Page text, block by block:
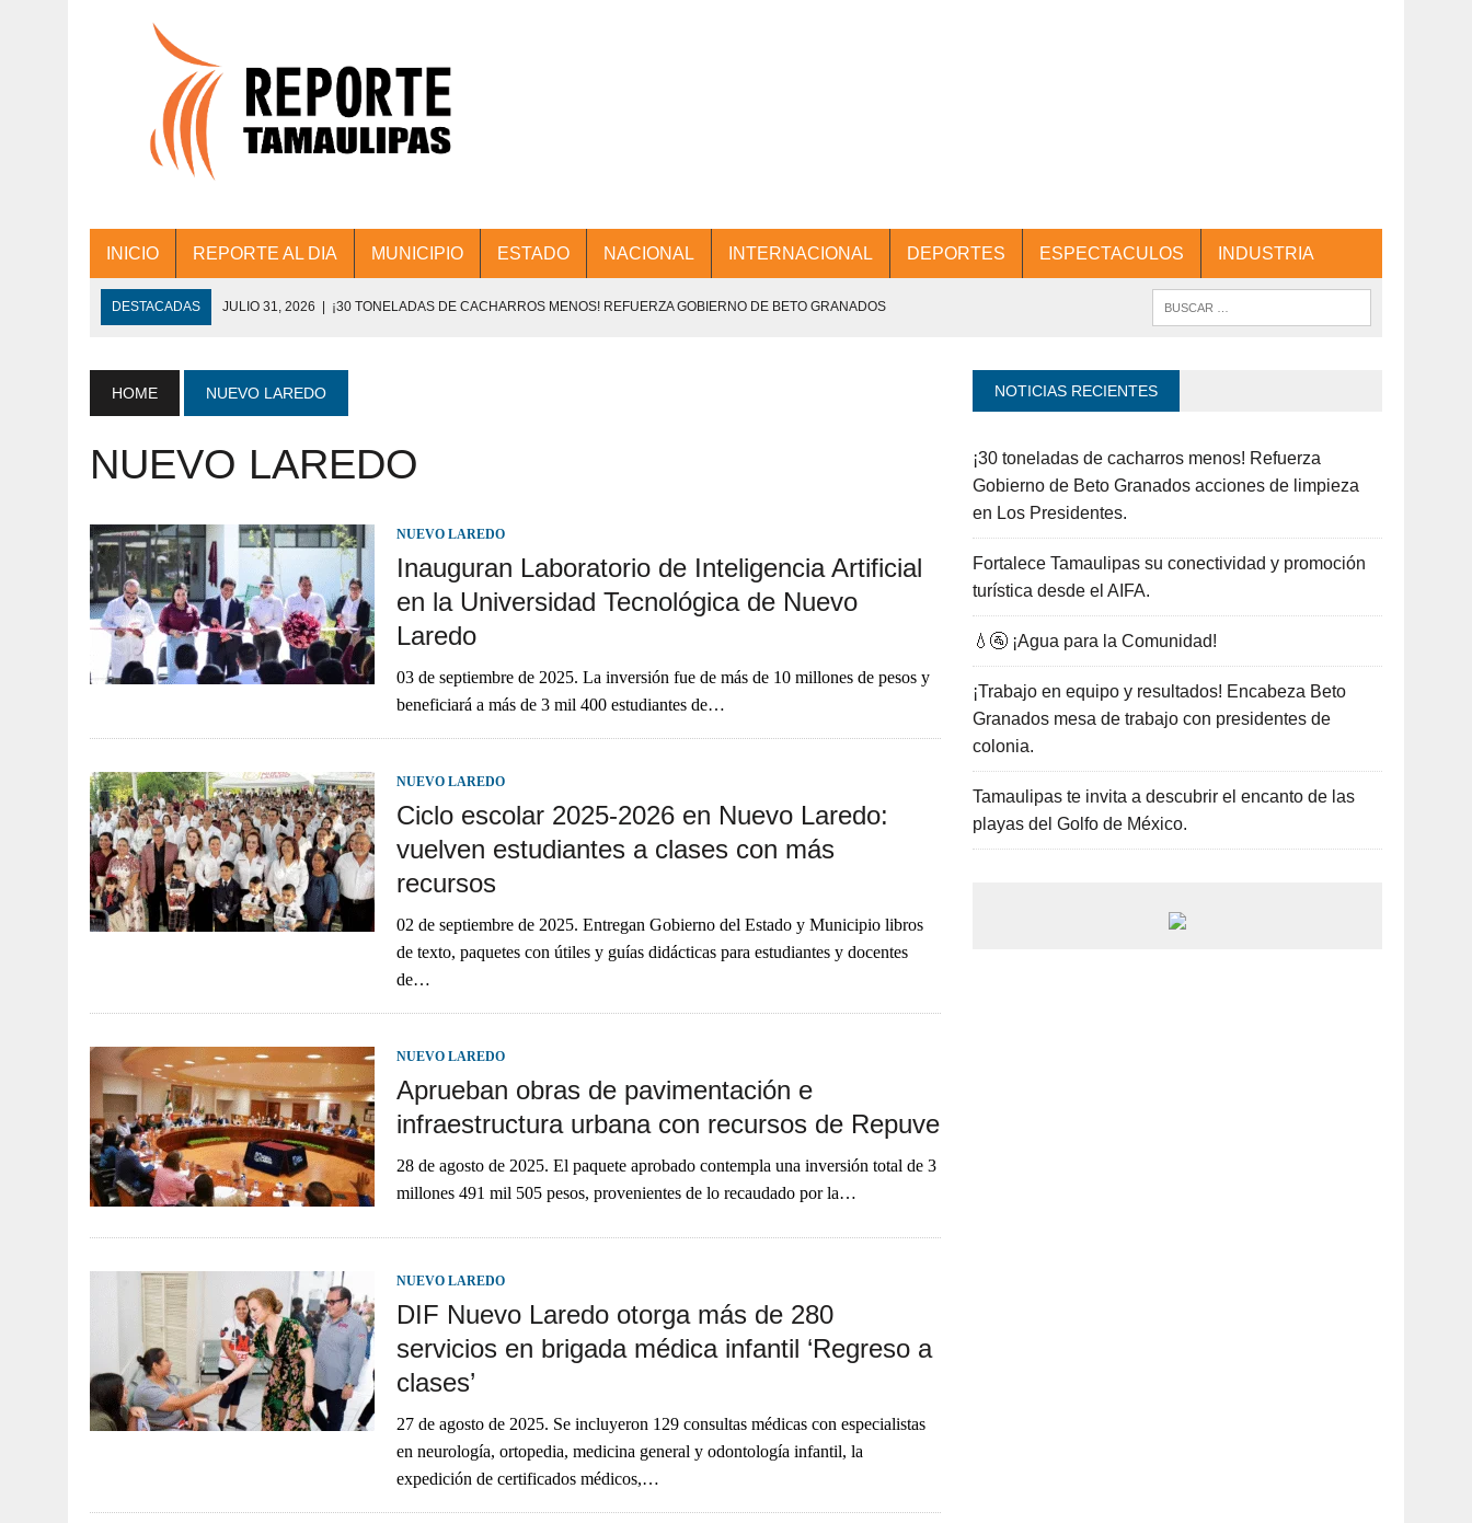
INICIO REPORTE AL DIA MUNICIPIO ESTADO NACIONAL INTERNACIONAL DEPORTES ESPECTACULOS INDUSTRIA
DESTACADAS JULIO 31, 2026 | ¡30 TONELADAS DE CACHARROS MENOS! REFUERZA GOBIERNO DE BETO GRANADOS
JULIO 30, 2026 | 💧🚰 ¡AGUA PARA LA COMUNIDAD!
JULIO 30, 2026 | ¡TRABAJO EN EQUIPO Y RESULTADOS! ENCABEZA BETO GRANADOS MESA DE TRABAJO CON PRESIDENTES
JULIO 30, 2026 | TAMAULIPAS TE INVITA A DESCUBRIR EL ENCANTO DE LAS PLAYAS DEL GOLFO DE MÉXICO.
HOME NUEVO LAREDO
NUEVO LAREDO
NUEVO LAREDO
Inauguran Laboratorio de Inteligencia Artificial
en la Universidad Tecnológica de Nuevo
Laredo
03 de septiembre de 2025. La inversión fue de más de 10 millones de pesos y
beneficiará a más de 3 mil 400 estudiantes de…
NUEVO LAREDO
Ciclo escolar 2025-2026 en Nuevo Laredo:
vuelven estudiantes a clases con más
recursos
02 de septiembre de 2025. Entregan Gobierno del Estado y Municipio libros
de texto, paquetes con útiles y guías didácticas para estudiantes y docentes
de…
NUEVO LAREDO
Aprueban obras de pavimentación e
infraestructura urbana con recursos de Repuve
28 de agosto de 2025. El paquete aprobado contempla una inversión total de 3
millones 491 mil 505 pesos, provenientes de lo recaudado por la…
NUEVO LAREDO
DIF Nuevo Laredo otorga más de 280
servicios en brigada médica infantil ‘Regreso a
clases’
27 de agosto de 2025. Se incluyeron 129 consultas médicas con especialistas
en neurología, ortopedia, medicina general y odontología infantil, la
expedición de certificados médicos,…
NOTICIAS RECIENTES
¡30 toneladas de cacharros menos! Refuerza
Gobierno de Beto Granados acciones de limpieza
en Los Presidentes.
Fortalece Tamaulipas su conectividad y promoción
turística desde el AIFA.
💧🚰 ¡Agua para la Comunidad!
¡Trabajo en equipo y resultados! Encabeza Beto
Granados mesa de trabajo con presidentes de
colonia.
Tamaulipas te invita a descubrir el encanto de las
playas del Golfo de México.